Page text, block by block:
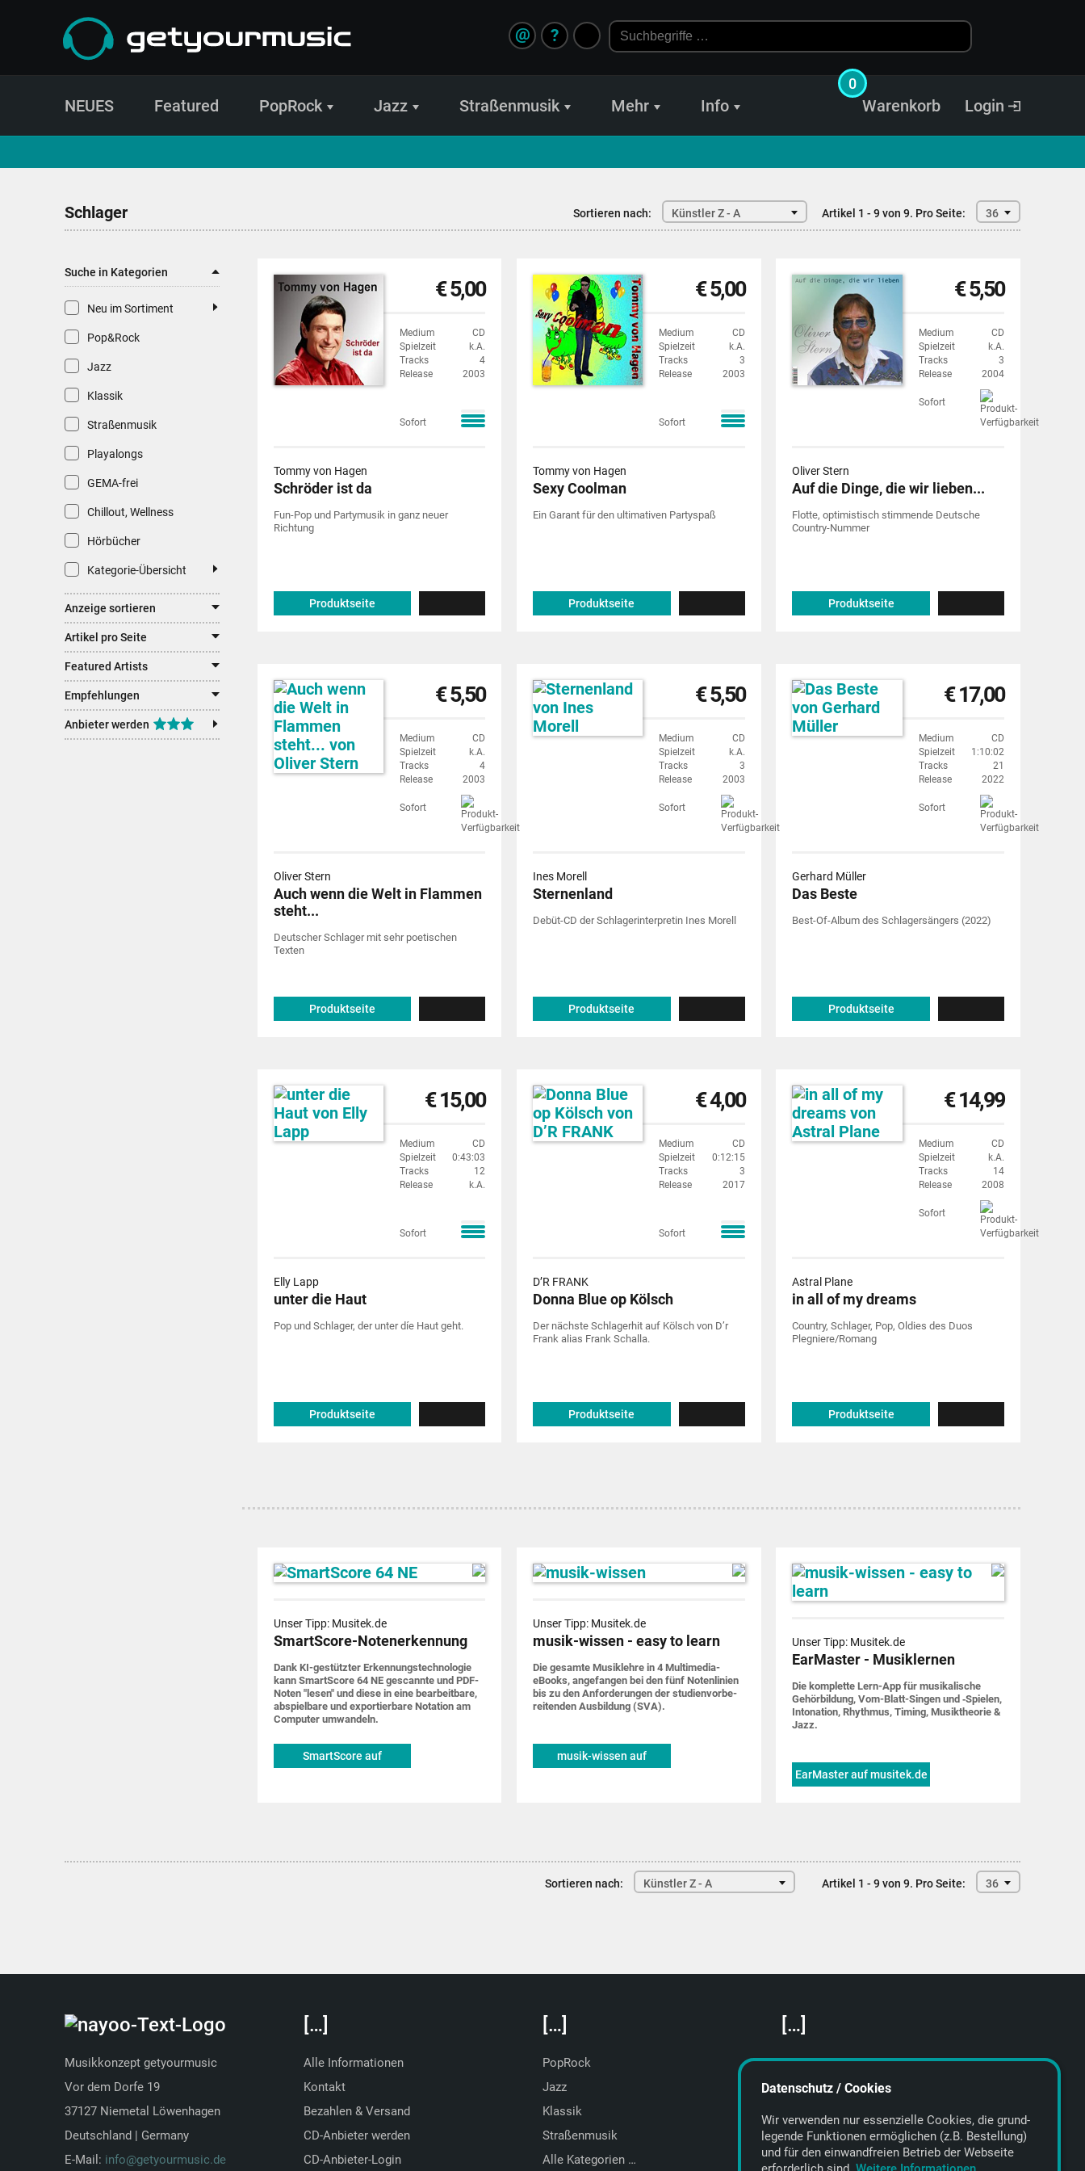
?
@
NEUES Featured PopRock Jazz Straßenmusik Mehr Info Login
Warenkorb
0
Schlager Sortieren nach: Künstler Z - A Artikel 1 - 9 von 9. Pro Seite: 36
Suche in Kategorien
Neu im Sortiment
Pop&Rock
Jazz
Klassik
Straßenmusik
Playalongs
GEMA-frei
Chillout, Wellness
Hörbücher
Kategorie-Übersicht
Anzeige sortieren
Artikel pro Seite
Featured Artists
Empfehlungen
Anbieter werden
€ 5,00
Medium
CD
Spielzeit
k.A.
Tracks
4
Release
2003
Sofort
Tommy von Hagen
Schröder ist da
Fun-Pop und Partymusik in ganz neuer
Richtung
Produktseite
€ 5,00
Medium
CD
Spielzeit
k.A.
Tracks
3
Release
2003
Sofort
Tommy von Hagen
Sexy Coolman
Ein Garant für den ultimativen Partyspaß
Produktseite
€ 5,50
Medium
CD
Spielzeit
k.A.
Tracks
3
Release
2004
Sofort
Oliver Stern
Auf die Dinge, die wir lieben...
Flotte, optimistisch stimmende Deutsche
Country-Nummer
Produktseite
€ 5,50
Medium
CD
Spielzeit
k.A.
Tracks
4
Release
2003
Sofort
Oliver Stern
Auch wenn die Welt in Flammen
steht...
Deutscher Schlager mit sehr poetischen
Texten
Produktseite
€ 5,50
Medium
CD
Spielzeit
k.A.
Tracks
3
Release
2003
Sofort
Ines Morell
Sternenland
Debüt-CD der Schlagerinterpretin Ines Morell
Produktseite
€ 17,00
Medium
CD
Spielzeit
1:10:02
Tracks
21
Release
2022
Sofort
Gerhard Müller
Das Beste
Best-Of-Album des Schlagersängers (2022)
Produktseite
€ 15,00
Medium
CD
Spielzeit
0:43:03
Tracks
12
Release
k.A.
Sofort
Elly Lapp
unter die Haut
Pop und Schlager, der unter díe Haut geht.
Produktseite
€ 4,00
Medium
CD
Spielzeit
0:12:15
Tracks
3
Release
2017
Sofort
D’R FRANK
Donna Blue op Kölsch
Der nächste Schlagerhit auf Kölsch von D’r
Frank alias Frank Schalla.
Produktseite
€ 14,99
Medium
CD
Spielzeit
k.A.
Tracks
14
Release
2008
Sofort
Astral Plane
in all of my dreams
Country, Schlager, Pop, Oldies des Duos
Plegniere/Romang
Produktseite
Unser Tipp: Musitek.de
SmartScore-Notenerkennung
Dank KI-gestützter Erkennungs­techno­logie
kann SmartScore 64 NE gescannte und PDF-
Noten "lesen" und diese in eine bearbeit­bare,
abspiel­bare und expor­tier­bare Notation am
Computer um­wandeln.
SmartScore auf
Unser Tipp: Musitek.de
musik-wissen - easy to learn
Die gesamte Musik­lehre in 4 Multimedia-
eBooks, ange­fangen bei den fünf Noten­linien
bis zu den Anforde­rungen der studien­vorbe­
rei­tenden Ausbildung (SVA).
musik-wissen auf
Unser Tipp: Musitek.de
EarMaster - Musiklernen
Die komplette Lern-App für musi­ka­lische
Gehör­bildung, Vom-Blatt-Singen und ‑Spielen,
Into­nation, Rhythmus, Timing, Musik­theorie &
Jazz.
EarMaster auf musitek.de
Sortieren nach: Künstler Z - A Artikel 1 - 9 von 9. Pro Seite: 36
Musikkonzept getyourmusic
Vor dem Dorfe 19
37127 Niemetal Löwenhagen
Deutschland | Germany
E-Mail: info@getyourmusic.de
[…]
Alle Informationen
Kontakt
Bezahlen & Versand
CD-Anbieter werden
CD-Anbieter-Login
[…]
PopRock
Jazz
Klassik
Straßenmusik
Alle Kategorien …
[…]
Featured Artists
About getyourmusic
Datenschutz / Cookies
Wir verwenden nur essenzielle Cookies, die grund­
legende Funktionen ermöglichen (z.B. Bestellung)
und für den einwand­freien Betrieb der Webseite